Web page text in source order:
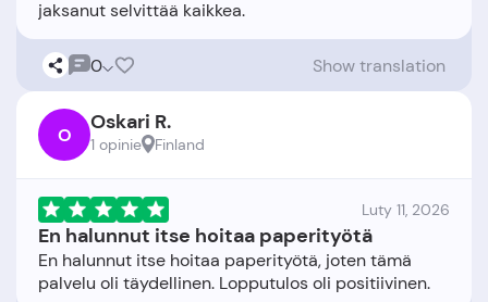
0 Show translation
O Oskari R.
1 opinie Finland
Luty 11, 2026
En halunnut itse hoitaa paperityötä
En halunnut itse hoitaa paperityötä, joten tämä